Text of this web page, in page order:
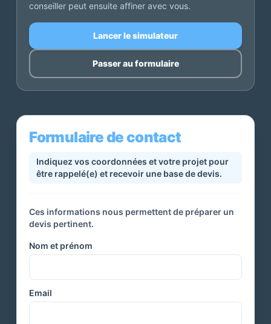
conseiller peut ensuite affiner avec vous.
Lancer le simulateur
Passer au formulaire
Formulaire de contact
Indiquez vos coordonnées et votre projet pour
être rappelé(e) et recevoir une base de devis.
Ces informations nous permettent de préparer un
devis pertinent.
Nom et prénom
Email